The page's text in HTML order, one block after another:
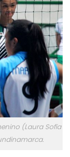
(Laura Sofía